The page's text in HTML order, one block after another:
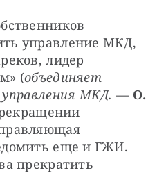
управление МКД,
лидер
(объединяет
МКД. — О.
еще и ГЖИ.
прекратить